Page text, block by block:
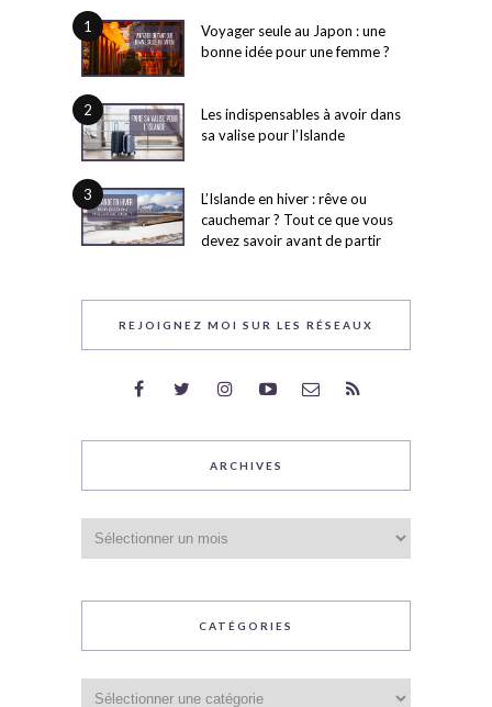
1
Voyager seule au Japon : une
bonne idée pour une femme ?
2
Les indispensables à avoir dans
sa valise pour l’Islande
3
L’Islande en hiver : rêve ou
cauchemar ? Tout ce que vous
devez savoir avant de partir
REJOIGNEZ MOI SUR LES RÉSEAUX
ARCHIVES
CATÉGORIES